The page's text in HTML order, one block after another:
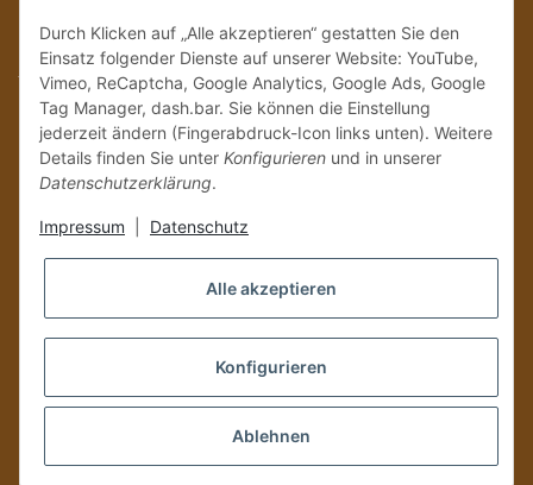
Bitte senden Sie mir entsprechend IhrerDatenschutzerklärung
regelmäßig und
jederzeit widerruflich Informationen zu Ihrem Produktsortiment per E-Mail zu.
Vertrag widerrufen
Alle Preise inkl. gesetzlicher USt., zzgl.
PayPal bei Kubanischen Produkten nicht möglich.
Durch Klicken auf „Alle akzeptieren“ gestatten Sie den
Einsatz folgender Dienste auf unserer Website: YouTube,
Vimeo, ReCaptcha, Google Analytics, Google Ads, Google
Tag Manager, dash.bar. Sie können die Einstellung
jederzeit ändern (Fingerabdruck-Icon links unten). Weitere
Details finden Sie unter Konfigurieren und in unserer
Datenschutzerklärung.
Impressum Datenschutz
Alle akzeptieren
Konfigurieren
Ablehnen